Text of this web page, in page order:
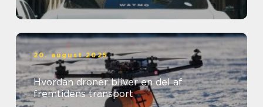
20. august 2025
Hvordan droner bliver en del af
fremtidens transport